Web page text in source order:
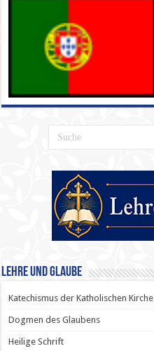
Lehre und Glaube
Katechismus der Katholischen Kirche
Dogmen des Glaubens
Heilige Schrift